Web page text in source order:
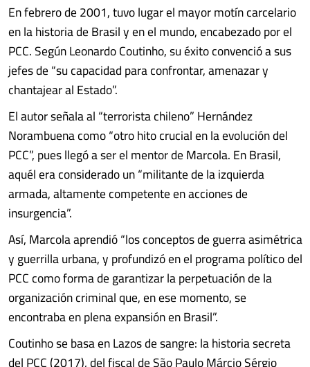
En febrero de 2001, tuvo lugar el mayor motín carcelario
en la historia de Brasil y en el mundo, encabezado por el
PCC. Según Leonardo Coutinho, su éxito convenció a sus
jefes de “su capacidad para confrontar, amenazar y
chantajear al Estado”.
El autor señala al “terrorista chileno” Hernández
Norambuena como “otro hito crucial en la evolución del
PCC”, pues llegó a ser el mentor de Marcola. En Brasil,
aquél era considerado un “militante de la izquierda
armada, altamente competente en acciones de
insurgencia”.
Así, Marcola aprendió “los conceptos de guerra asimétrica
y guerrilla urbana, y profundizó en el programa político del
PCC como forma de garantizar la perpetuación de la
organización criminal que, en ese momento, se
encontraba en plena expansión en Brasil”.
Coutinho se basa en Lazos de sangre: la historia secreta